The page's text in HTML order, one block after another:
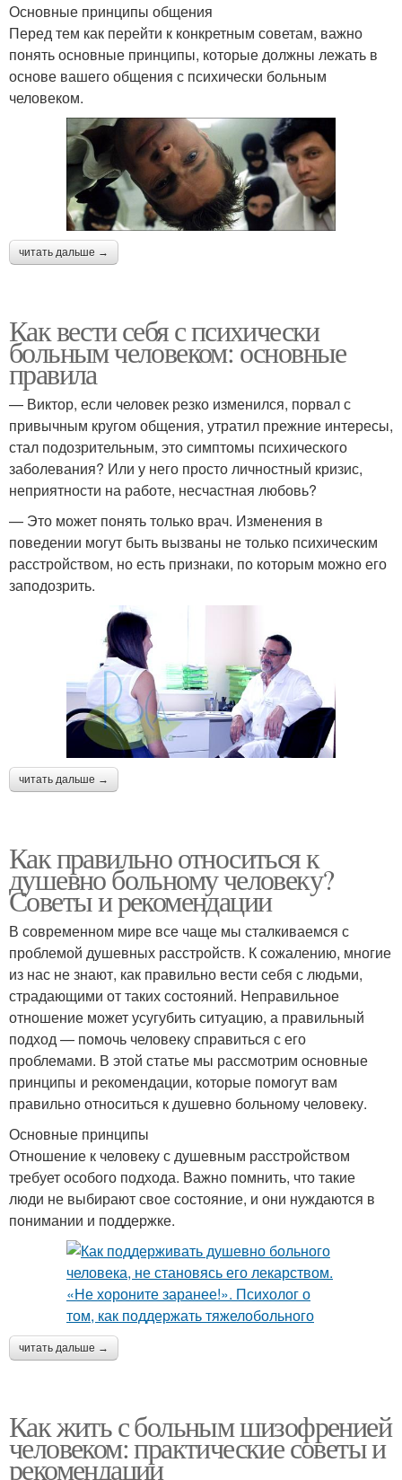
Основные принципы общения
Перед тем как перейти к конкретным советам, важно
понять основные принципы, которые должны лежать в
основе вашего общения с психически больным
человеком.
читать дальше →
Как вести себя с психически
больным человеком: основные
правила
— Виктор, если человек резко изменился, порвал с
привычным кругом общения, утратил прежние интересы,
стал подозрительным, это симптомы психического
заболевания? Или у него просто личностный кризис,
неприятности на работе, несчастная любовь?
— Это может понять только врач. Изменения в
поведении могут быть вызваны не только психическим
расстройством, но есть признаки, по которым можно его
заподозрить.
читать дальше →
Как правильно относиться к
душевно больному человеку?
Советы и рекомендации
В современном мире все чаще мы сталкиваемся с
проблемой душевных расстройств. К сожалению, многие
из нас не знают, как правильно вести себя с людьми,
страдающими от таких состояний. Неправильное
отношение может усугубить ситуацию, а правильный
подход — помочь человеку справиться с его
проблемами. В этой статье мы рассмотрим основные
принципы и рекомендации, которые помогут вам
правильно относиться к душевно больному человеку.
Основные принципы
Отношение к человеку с душевным расстройством
требует особого подхода. Важно помнить, что такие
люди не выбирают свое состояние, и они нуждаются в
понимании и поддержке.
читать дальше →
Как жить с больным шизофренией
человеком: практические советы и
рекомендации